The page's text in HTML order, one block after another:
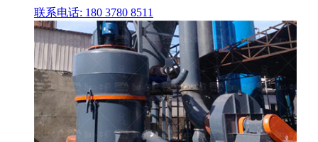
联系电话: 180 3780 8511